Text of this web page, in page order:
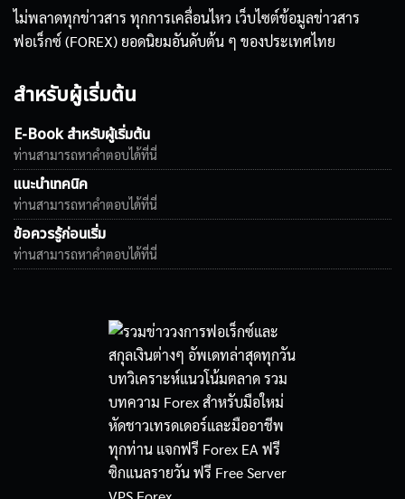
ไม่พลาดทุกข่าวสาร ทุกการเคลื่อนไหว เว็บไซต์ข้อมูลข่าวสาร
ฟอเร็กซ์ (FOREX) ยอดนิยมอันดับต้น ๆ ของประเทศไทย
สำหรับผู้เริ่มต้น
E-Book สำหรับผู้เริ่มต้น
ท่านสามารถหาคำตอบได้ที่นี่
แนะนำเทคนิค
ท่านสามารถหาคำตอบได้ที่นี่
ข้อควรรู้ก่อนเริ่ม
ท่านสามารถหาคำตอบได้ที่นี่